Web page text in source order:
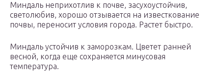
Миндаль неприхотлив к почве, засухоустойчив,
светолюбив, хорошо отзывается на известкование
почвы, переносит условия города. Растет быстро.
Миндаль устойчив к заморозкам. Цветет ранней
весной, когда еще сохраняется минусовая
температура.